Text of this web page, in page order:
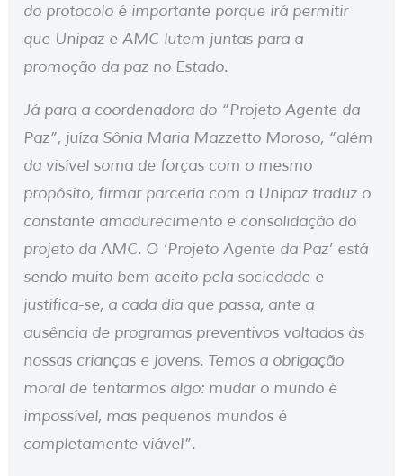
do protocolo é importante porque irá permitir
que Unipaz e AMC lutem juntas para a
promoção da paz no Estado.
Já para a coordenadora do “Projeto Agente da
Paz”, juíza Sônia Maria Mazzetto Moroso, “além
da visível soma de forças com o mesmo
propósito, firmar parceria com a Unipaz traduz o
constante amadurecimento e consolidação do
projeto da AMC. O ‘Projeto Agente da Paz’ está
sendo muito bem aceito pela sociedade e
justifica-se, a cada dia que passa, ante a
ausência de programas preventivos voltados às
nossas crianças e jovens. Temos a obrigação
moral de tentarmos algo: mudar o mundo é
impossível, mas pequenos mundos é
completamente viável”.